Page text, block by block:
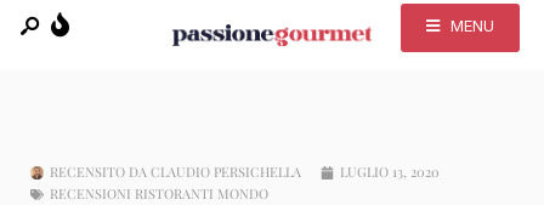
MENU
RECENSITO DA CLAUDIO PERSICHELLA
LUGLIO 13, 2020
RECENSIONI RISTORANTI MONDO